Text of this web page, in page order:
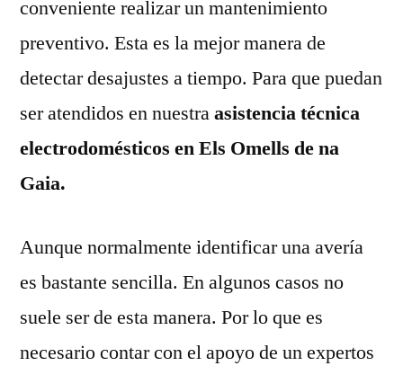
conveniente realizar un mantenimiento
preventivo. Esta es la mejor manera de
detectar desajustes a tiempo. Para que puedan
ser atendidos en nuestraasistencia técnica
electrodomésticos en Els Omells de na
Gaia.
Aunque normalmente identificar una avería
es bastante sencilla. En algunos casos no
suele ser de esta manera. Por lo que es
necesario contar con el apoyo de un expertos